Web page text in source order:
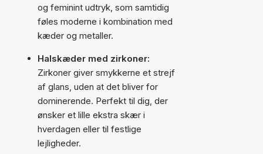
og feminint udtryk, som samtidig
føles moderne i kombination med
kæder og metaller.
Halskæder med zirkoner:
Zirkoner giver smykkerne et strejf
af glans, uden at det bliver for
dominerende. Perfekt til dig, der
ønsker et lille ekstra skær i
hverdagen eller til festlige
lejligheder.